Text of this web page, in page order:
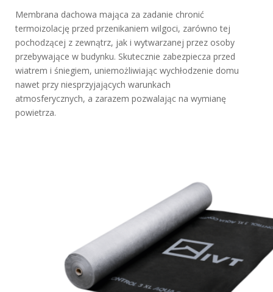
Membrana dachowa mająca za zadanie chronić
termoizolację przed przenikaniem wilgoci, zarówno tej
pochodzącej z zewnątrz, jak i wytwarzanej przez osoby
przebywające w budynku. Skutecznie zabezpiecza przed
wiatrem i śniegiem, uniemożliwiając wychłodzenie domu
nawet przy niesprzyjających warunkach
atmosferycznych, a zarazem pozwalając na wymianę
powietrza.